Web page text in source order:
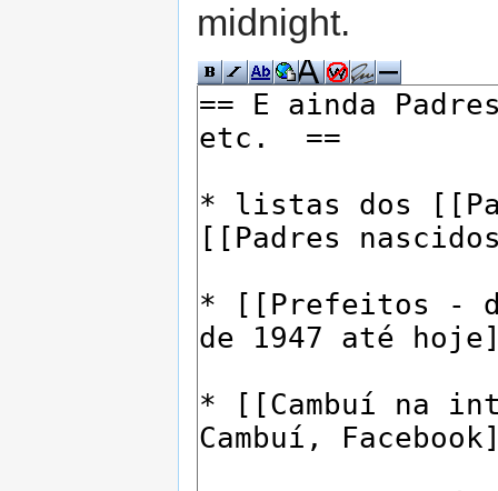
midnight.